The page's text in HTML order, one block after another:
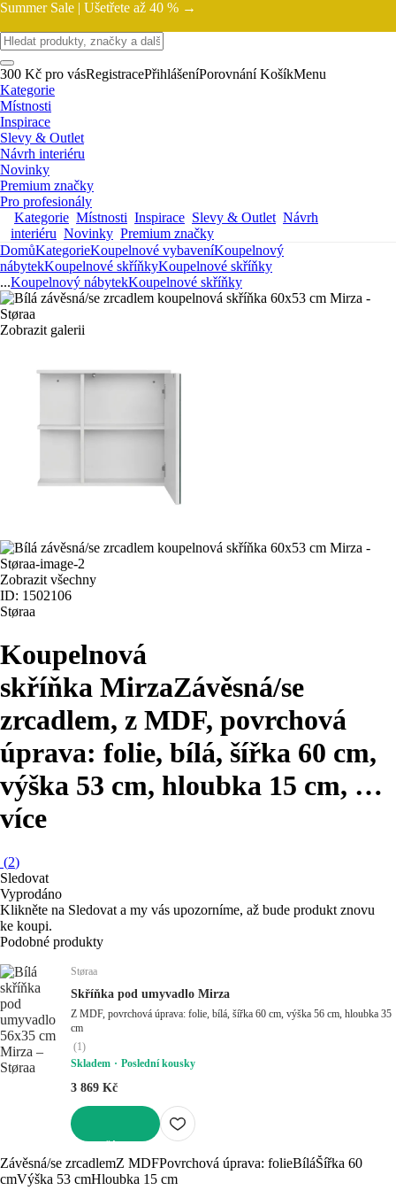
Summer Sale | Ušetřete až 40 % →
300 Kč pro vásRegistracePřihlášeníPorovnání KošíkMenu
Kategorie
Místnosti
Inspirace
Slevy & Outlet
Návrh interiéru
Novinky
Premium značky
Pro profesionály
Kategorie Místnosti Inspirace Slevy & Outlet Návrh
interiéru Novinky Premium značky
DomůKategorieKoupelnové vybaveníKoupelnový
nábytekKoupelnové skříňkyKoupelnové skříňky
...Koupelnový nábytekKoupelnové skříňky
Zobrazit galerii
Zobrazit všechny
ID: 1502106
Støraa
Koupelnová
skříňka MirzaZávěsná/se
zrcadlem, z MDF, povrchová
úprava: folie, bílá, šířka 60 cm,
výška 53 cm, hloubka 15 cm, …
více
(2)
Sledovat
Vyprodáno
Klikněte na Sledovat a my vás upozorníme, až bude produkt znovu
ke koupi.
Podobné produkty
Støraa
Skříňka pod umyvadlo Mirza
Z MDF, povrchová úprava: folie, bílá, šířka 60 cm, výška 56 cm, hloubka 35
cm
(1)
Skladem
Poslední kousky
3 869 Kč
Závěsná/se zrcadlemZ MDFPovrchová úprava: folieBíláŠířka 60
cmVýška 53 cmHloubka 15 cm